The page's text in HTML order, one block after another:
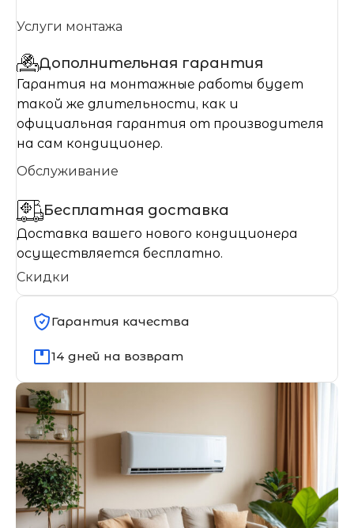
Услуги монтажа
Дополнительная гарантия
Гарантия на монтажные работы будет
такой же длительности, как и
официальная гарантия от производителя
на сам кондиционер.
Обслуживание
Бесплатная доставка
Доставка вашего нового кондиционера
осуществляется бесплатно.
Скидки
Гарантия качества
14 дней на возврат